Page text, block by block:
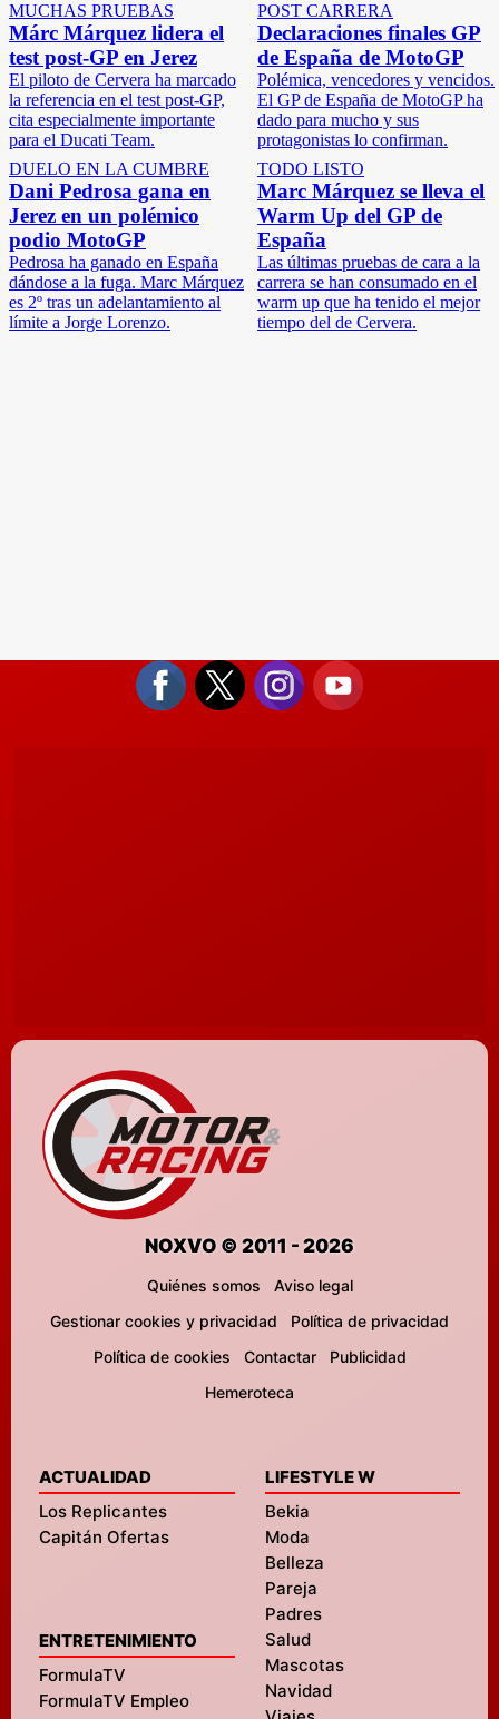
MUCHAS PRUEBAS
Márc Márquez lidera el
test post-GP en Jerez
El piloto de Cervera ha marcado
la referencia en el test post-GP,
cita especialmente importante
para el Ducati Team.
POST CARRERA
Declaraciones finales GP
de España de MotoGP
Polémica, vencedores y vencidos.
El GP de España de MotoGP ha
dado para mucho y sus
protagonistas lo confirman.
DUELO EN LA CUMBRE
Dani Pedrosa gana en
Jerez en un polémico
podio MotoGP
Pedrosa ha ganado en España
dándose a la fuga. Marc Márquez
es 2º tras un adelantamiento al
límite a Jorge Lorenzo.
TODO LISTO
Marc Márquez se lleva el
Warm Up del GP de
España
Las últimas pruebas de cara a la
carrera se han consumado en el
warm up que ha tenido el mejor
tiempo del de Cervera.
NOXVO © 2011 - 2026
Quiénes somos
Aviso legal
Gestionar cookies y privacidad
Política de privacidad
Política de cookies
Contactar
Publicidad
Hemeroteca
ACTUALIDAD
Los Replicantes
Capitán Ofertas
ENTRETENIMIENTO
FormulaTV
FormulaTV Empleo
LIFESTYLE W
Bekia
Moda
Belleza
Pareja
Padres
Salud
Mascotas
Navidad